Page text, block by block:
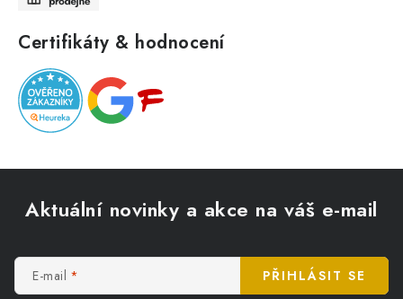
Certifikáty & hodnocení
Aktuální novinky a akce na váš e-mail
E-mail PŘIHLÁSIT SE